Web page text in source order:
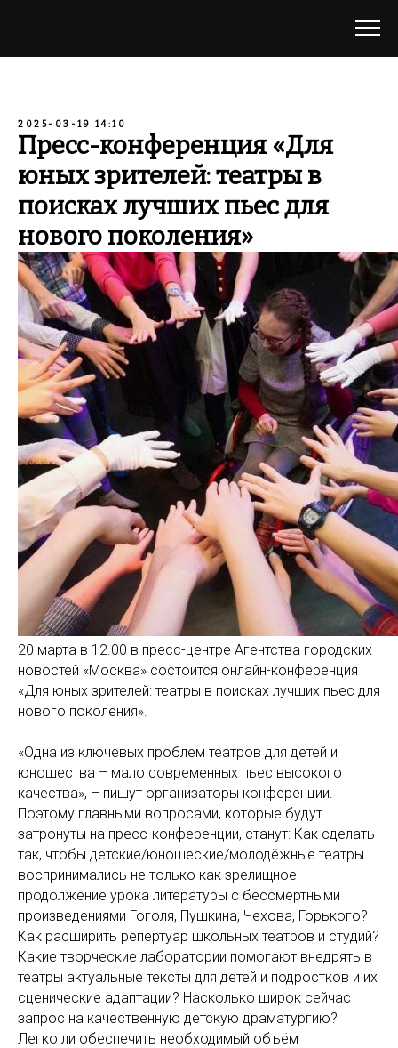
2025-03-19 14:10
Пресс-конференция «Для
юных зрителей: театры в
поисках лучших пьес для
нового поколения»
20 марта в 12.00 в пресс-центре Агентства городских
новостей «Москва» состоится онлайн-конференция
«Для юных зрителей: театры в поисках лучших пьес для
нового поколения».
«Одна из ключевых проблем театров для детей и
юношества – мало современных пьес высокого
качества», – пишут организаторы конференции.
Поэтому главными вопросами, которые будут
затронуты на пресс-конференции, станут: Как сделать
так, чтобы детские/юношеские/молодёжные театры
воспринимались не только как зрелищное
продолжение урока литературы с бессмертными
произведениями Гоголя, Пушкина, Чехова, Горького?
Как расширить репертуар школьных театров и студий?
Какие творческие лаборатории помогают внедрять в
театры актуальные тексты для детей и подростков и их
сценические адаптации? Насколько широк сейчас
запрос на качественную детскую драматургию?
Легко ли обеспечить необходимый объём